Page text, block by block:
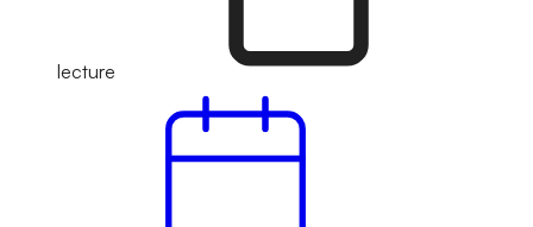
lecture